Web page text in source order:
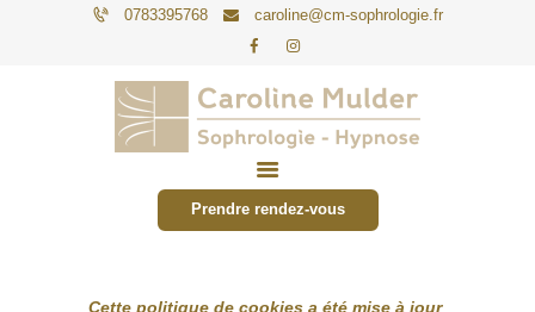
0783395768 caroline@cm-sophrologie.fr
Prendre rendez-vous
PARTICULIERS
ENTREPRISES
Cette politique de cookies a été mise à jour